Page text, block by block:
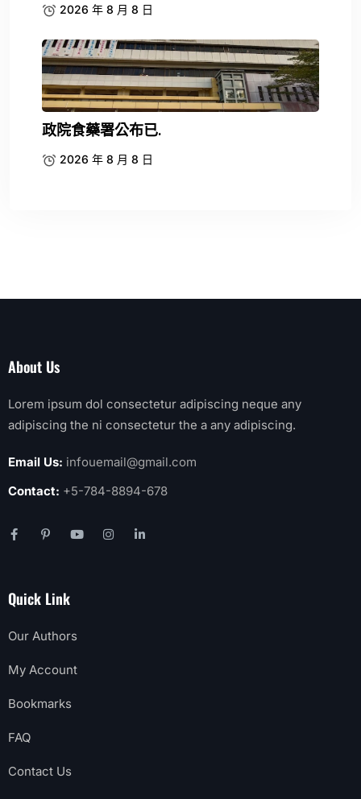
2026 年 8 月 8 日
政院食藥署公布已.
2026 年 8 月 8 日
About Us
Lorem ipsum dol consectetur adipiscing neque any
adipiscing the ni consectetur the a any adipiscing.
Email Us: infouemail@gmail.com
Contact: +5-784-8894-678
Quick Link
Our Authors
My Account
Bookmarks
FAQ
Contact Us